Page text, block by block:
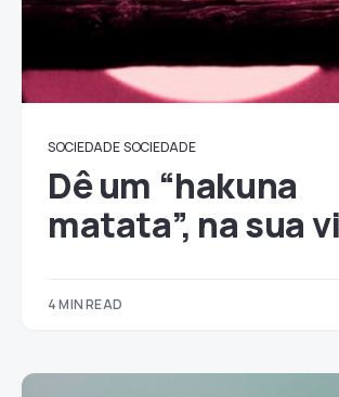
SOCIEDADE SOCIEDADE
Dê um “hakuna
matata”, na sua
4 MIN READ